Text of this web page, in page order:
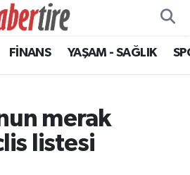
FİNANS YAŞAM - SAĞLIK
merak
listesi
Haritası
ve Fikstür